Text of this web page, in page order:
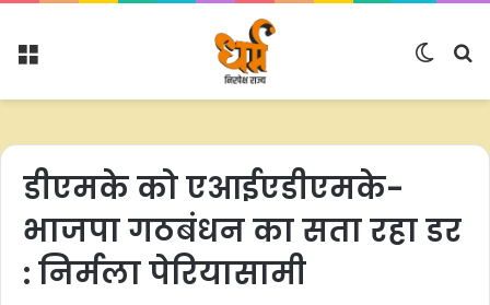
Menu
Switch
डीएमके को एआईएडीएमके-
भाजपा गठबंधन का सता रहा डर
: निर्मला पेरियासामी